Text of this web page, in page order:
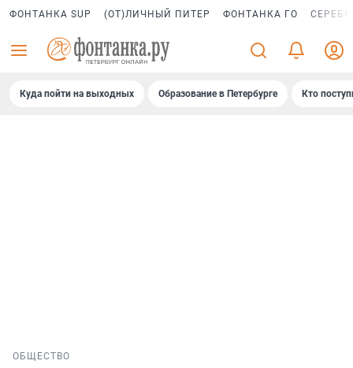
ФОНТАНКА SUP (ОТ)ЛИЧНЫЙ ПИТЕР ФОНТАНКА ГО
Куда пойти на выходных Образование в Петербурге Кто
ОБЩЕСТВО